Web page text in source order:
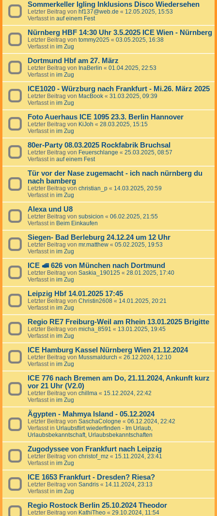
Sommerkeller Igling Inklusions Disco Wiedersehen
Letzter Beitrag von hf137@web.de « 12.05.2025, 15:53
Verfasst in auf einem Fest
Nürnberg HBF 14:30 Uhr 3.5.2025 ICE Wien - Nürnberg
Letzter Beitrag von tommy2025 « 03.05.2025, 16:38
Verfasst in im Zug
Dortmund Hbf am 27. März
Letzter Beitrag von InaBerlin « 01.04.2025, 22:53
Verfasst in im Zug
ICE1020 - Würzburg nach Frankfurt - Mi.26. März 2025
Letzter Beitrag von MacBook « 31.03.2025, 09:39
Verfasst in im Zug
Foto Auerhaus ICE 1095 23.3. Berlin Hannover
Letzter Beitrag von KiJoh « 28.03.2025, 15:15
Verfasst in im Zug
80er-Party 08.03.2025 Rockfabrik Bruchsal
Letzter Beitrag von Feuerschlange « 25.03.2025, 08:57
Verfasst in auf einem Fest
Tür vor der Nase zugemacht - ich nach nürnberg du
nach bamberg
Letzter Beitrag von christian_p « 14.03.2025, 20:59
Verfasst in im Zug
Alexa und U8
Letzter Beitrag von subsicion « 06.02.2025, 21:55
Verfasst in Beim Einkaufen
Siegen- Bad Berleburg 24.12.24 um 12 Uhr
Letzter Beitrag von mr.matthew « 05.02.2025, 19:53
Verfasst in im Zug
ICE 🚅 626 von München nach Dortmund
Letzter Beitrag von Saskia_190125 « 28.01.2025, 17:40
Verfasst in im Zug
Leipzig Hbf 14.01.2025 17:45
Letzter Beitrag von Christin2608 « 14.01.2025, 20:21
Verfasst in im Zug
Regio RE7 Freiburg-Weil am Rhein 13.01.2025 Brigitte
Letzter Beitrag von micha_8591 « 13.01.2025, 19:45
Verfasst in im Zug
ICE Hamburg Kassel Nürnberg Wien 21.12.2024
Letzter Beitrag von Mussmaldurch « 26.12.2024, 12:10
Verfasst in im Zug
ICE 776 nach Bremen am Do, 21.11.2024, Ankunft kurz
vor 21 Uhr (V2.0)
Letzter Beitrag von chillma « 15.12.2024, 22:42
Verfasst in im Zug
Ägypten - Mahmya Island - 05.12.2024
Letzter Beitrag von SaschaCologne « 06.12.2024, 22:42
Verfasst in Urlaubsflirt wiederfinden - Im Urlaub,
Urlaubsbekanntschaft, Urlaubsbekanntschaften
Zugodyssee von Frankfurt nach Leipzig
Letzter Beitrag von christof_mz « 15.11.2024, 23:41
Verfasst in im Zug
ICE 1653 Frankfurt - Dresden? Riesa?
Letzter Beitrag von Sandris « 14.11.2024, 23:13
Verfasst in im Zug
Regio Rostock Berlin 25.10.2024 Theodor
Letzter Beitrag von KathiTheo « 29.10.2024, 11:54